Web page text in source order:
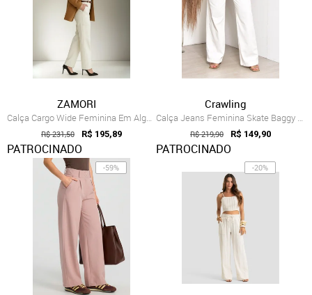
ZAMORI
Calça Cargo Wide Feminina Em Algodão Nat...
R$ 231,50 R$ 195,89
PATROCINADO
Crawling
Calça Jeans Feminina Skate Baggy Branca
R$ 219,90 R$ 149,90
PATROCINADO
-59% -20%